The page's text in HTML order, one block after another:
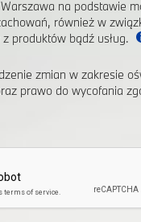
na podstawie
również w
produktów bądź usług.
zmian w zakresie
prawo do wycofania